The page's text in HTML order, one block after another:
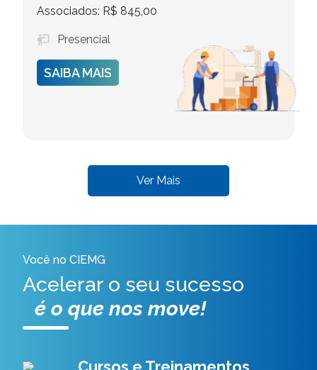
Associados: R$ 845,00
Presencial
SAIBA MAIS
Ver Mais
Você no CIEMG
Acelerar o seu sucesso
é o que nos move!
Cursos e Treinamentos